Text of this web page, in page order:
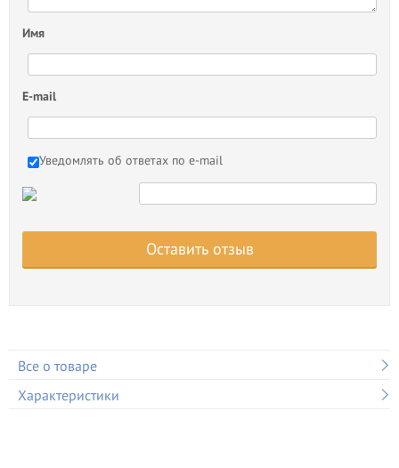
Имя
E-mail
Уведомлять об ответах по e-mail
Оставить отзыв
Все о товаре
Характеристики